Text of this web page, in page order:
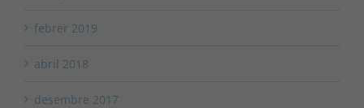
febrer 2019
abril 2018
desembre 2017